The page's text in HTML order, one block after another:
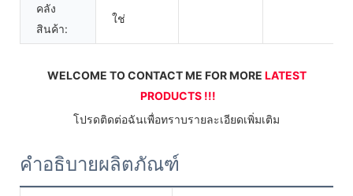
คลัง
สินค้า:
ใช่
WELCOME TO CONTACT ME FOR MORE LATEST
PRODUCTS !!!
โปรดติดต่อฉันเพื่อทราบรายละเอียดเพิ่มเติม
คำอธิบายผลิตภัณฑ์